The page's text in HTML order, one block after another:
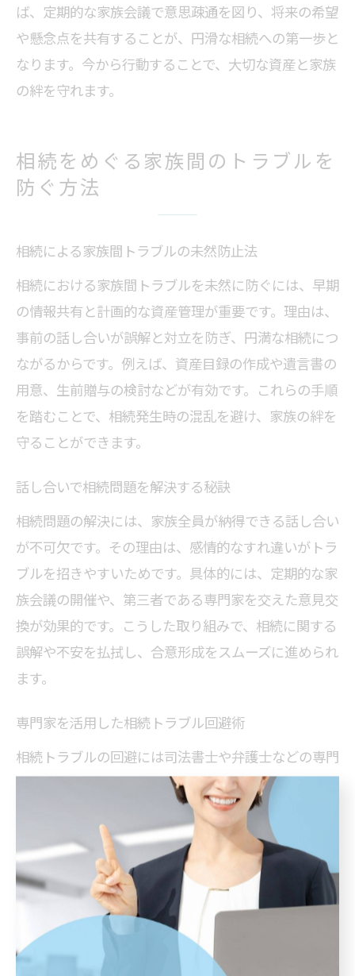
ば、定期的な家族会議で意思疎通を図り、将来の希望
や懸念点を共有することが、円滑な相続への第一歩と
なります。今から行動することで、大切な資産と家族
の絆を守れます。
相続をめぐる家族間のトラブルを
防ぐ方法
相続による家族間トラブルの未然防止法
相続における家族間トラブルを未然に防ぐには、早期
の情報共有と計画的な資産管理が重要です。理由は、
事前の話し合いが誤解と対立を防ぎ、円満な相続につ
ながるからです。例えば、資産目録の作成や遺言書の
用意、生前贈与の検討などが有効です。これらの手順
を踏むことで、相続発生時の混乱を避け、家族の絆を
守ることができます。
話し合いで相続問題を解決する秘訣
相続問題の解決には、家族全員が納得できる話し合い
が不可欠です。その理由は、感情的なすれ違いがトラ
ブルを招きやすいためです。具体的には、定期的な家
族会議の開催や、第三者である専門家を交えた意見交
換が効果的です。こうした取り組みで、相続に関する
誤解や不安を払拭し、合意形成をスムーズに進められ
ます。
専門家を活用した相続トラブル回避術
相続トラブルの回避には司法書士や弁護士などの専門
家活用が有効です。理由は、専門的知識と客観的視点
により、公平な遺産分割や法的手続きが進められるた
めです。具体的には、遺言書作成のアドバイスや資産
評価のサポート、信託・生前対策の提案などが挙げら
れます。これにより、家族内の不公平感や誤解を防止
相続時に重要な家族間コミュニケーション